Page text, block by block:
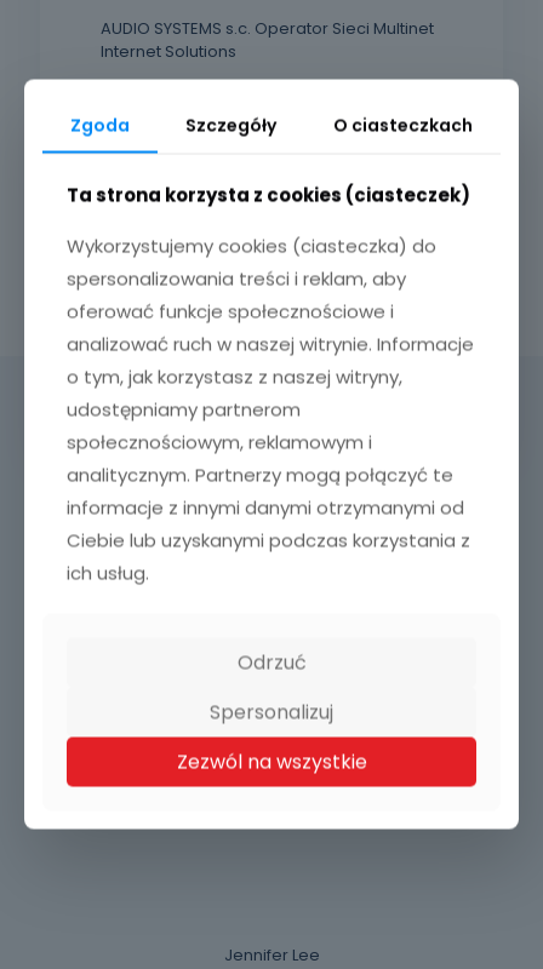
AUDIO SYSTEMS s.c. Operator Sieci Multinet
Internet Solutions
ul. 25 Grudnia 5c
Telefon:
+48 62 580 40 00
E-mail:
biuro@kal.pl
web:
https://envato.com/
Hotline 24h:
Jennifer Lee
Zgoda Szczegóły O ciasteczkach
Ta strona korzysta z cookies (ciasteczek)
Wykorzystujemy cookies (ciasteczka) do
spersonalizowania treści i reklam, aby
oferować funkcje społecznościowe i
analizować ruch w naszej witrynie. Informacje
o tym, jak korzystasz z naszej witryny,
udostępniamy partnerom
społecznościowym, reklamowym i
analitycznym. Partnerzy mogą połączyć te
informacje z innymi danymi otrzymanymi od
Ciebie lub uzyskanymi podczas korzystania z
ich usług.
Odrzuć
Spersonalizuj
Zezwól na wszystkie